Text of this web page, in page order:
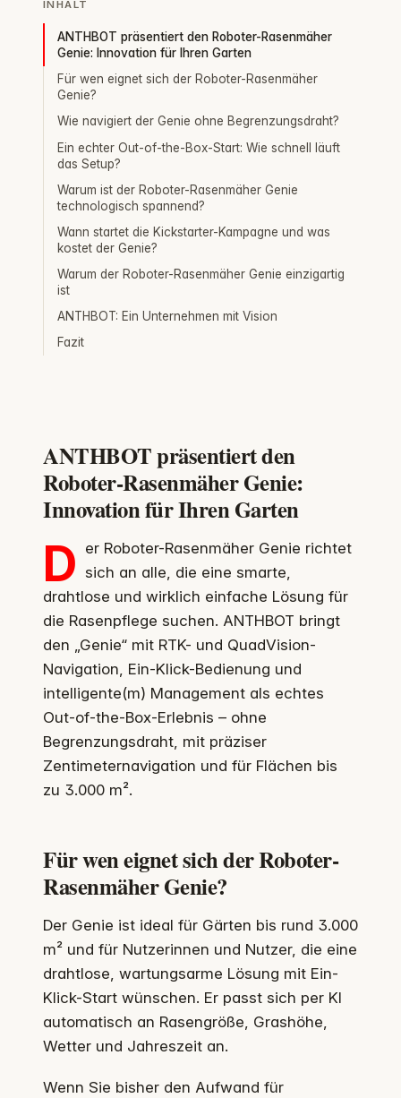
INHALT
ANTHBOT präsentiert den Roboter-Rasenmäher
Genie: Innovation für Ihren Garten
Für wen eignet sich der Roboter-Rasenmäher
Genie?
Wie navigiert der Genie ohne Begrenzungsdraht?
Ein echter Out-of-the-Box-Start: Wie schnell läuft
das Setup?
Warum ist der Roboter-Rasenmäher Genie
technologisch spannend?
Wann startet die Kickstarter-Kampagne und was
kostet der Genie?
Warum der Roboter-Rasenmäher Genie einzigartig
ist
ANTHBOT: Ein Unternehmen mit Vision
Fazit
ANTHBOT präsentiert den
Roboter-Rasenmäher Genie:
Innovation für Ihren Garten
D er Roboter-Rasenmäher Genie richtet
sich an alle, die eine smarte,
drahtlose und wirklich einfache Lösung für
die Rasenpflege suchen. ANTHBOT bringt
den „Genie“ mit RTK- und QuadVision-
Navigation, Ein-Klick-Bedienung und
intelligente(m) Management als echtes
Out-of-the-Box-Erlebnis – ohne
Begrenzungsdraht, mit präziser
Zentimeternavigation und für Flächen bis
zu 3.000 m².
Für wen eignet sich der Roboter-
Rasenmäher Genie?
Der Genie ist ideal für Gärten bis rund 3.000
m² und für Nutzerinnen und Nutzer, die eine
drahtlose, wartungsarme Lösung mit Ein-
Klick-Start wünschen. Er passt sich per KI
automatisch an Rasengröße, Grashöhe,
Wetter und Jahreszeit an.
Wenn Sie bisher den Aufwand für